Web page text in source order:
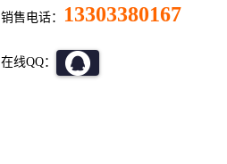
销售电话： 13303380167
在线QQ：